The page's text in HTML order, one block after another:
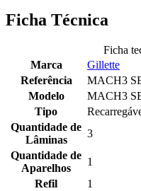
Ficha Técnica
Ficha
Marca
Gillette
Referência
MACH3
Modelo
MACH3
Tipo
Quantidade de
Lâminas
3
Quantidade de
Aparelhos
1
Refil
1